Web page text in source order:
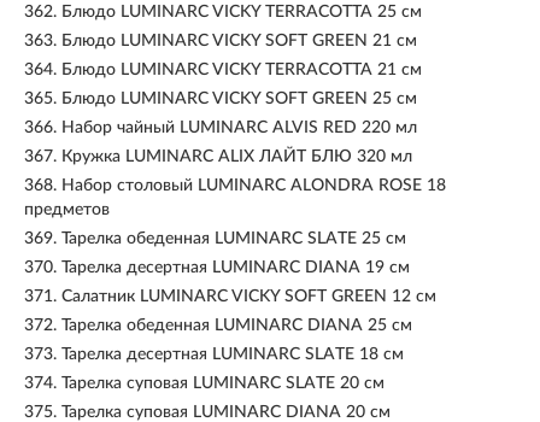
362. Блюдо LUMINARC VICKY TERRACOTTA 25 см
363. Блюдо LUMINARC VICKY SOFT GREEN 21 см
364. Блюдо LUMINARC VICKY TERRACOTTA 21 см
365. Блюдо LUMINARC VICKY SOFT GREEN 25 см
366. Набор чайный LUMINARC ALVIS RED 220 мл
367. Кружка LUMINARC ALIX ЛАЙТ БЛЮ 320 мл
368. Набор столовый LUMINARC ALONDRA ROSE 18
предметов
369. Тарелка обеденная LUMINARC SLATE 25 см
370. Тарелка десертная LUMINARC DIANA 19 см
371. Салатник LUMINARC VICKY SOFT GREEN 12 см
372. Тарелка обеденная LUMINARC DIANA 25 см
373. Тарелка десертная LUMINARC SLATE 18 см
374. Тарелка суповая LUMINARC SLATE 20 см
375. Тарелка суповая LUMINARC DIANA 20 см